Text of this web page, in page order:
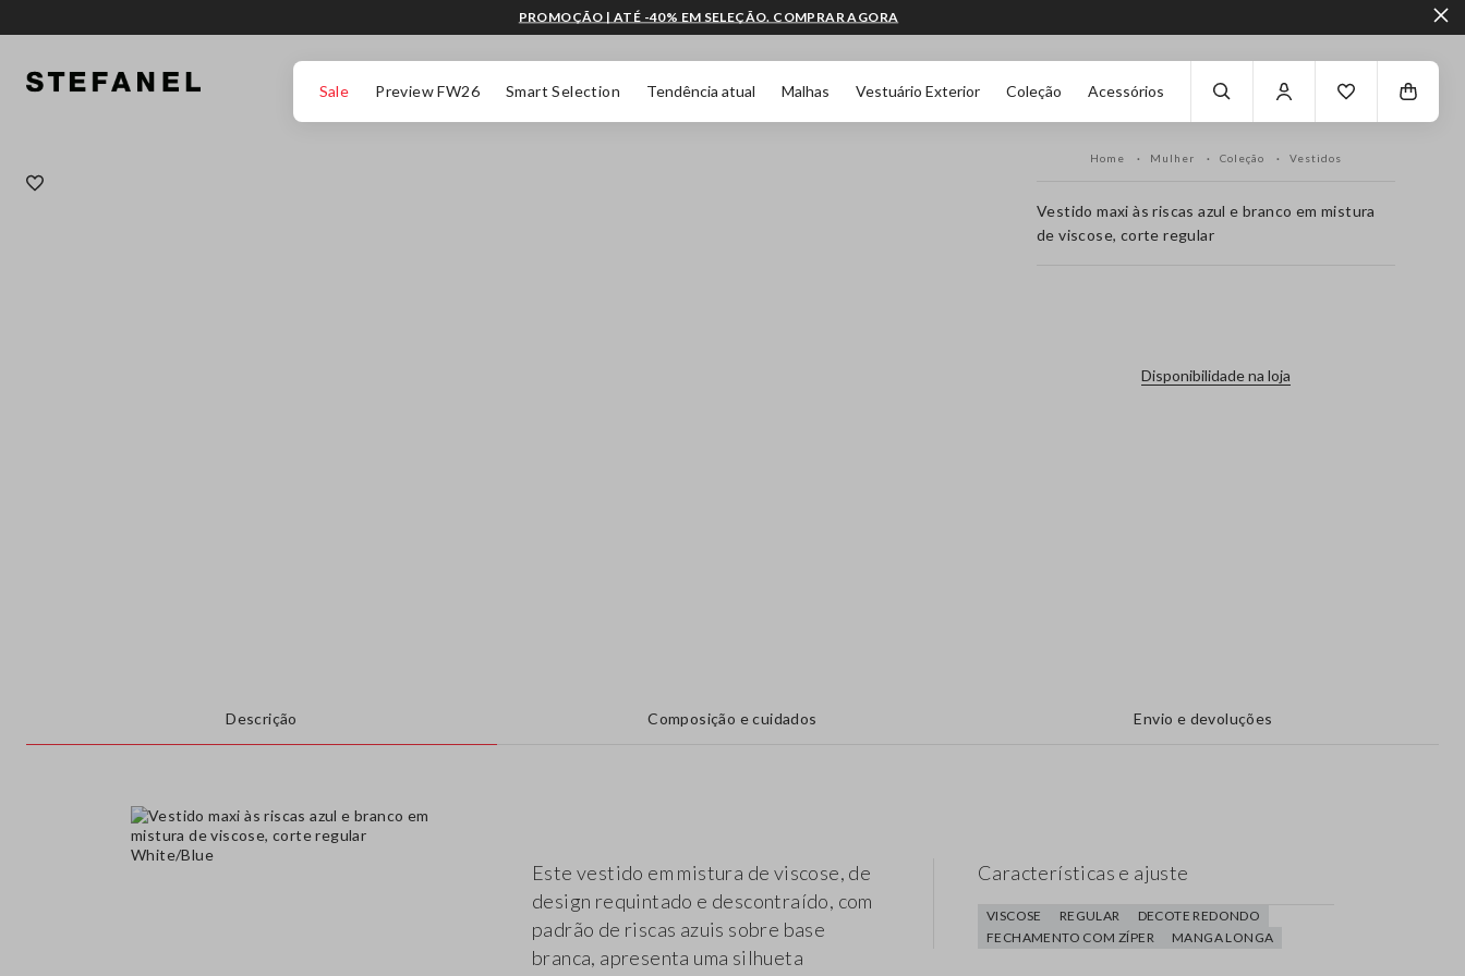
Sale Preview FW26 Smart Selection Tendência atual Malhas Vestuário Exterior Coleção Acessórios
PROMOÇÃO | ATÉ -40% EM SELEÇÃO. COMPRAR AGORA
Home Mulher Coleção Vestidos
Vestido maxi às riscas azul e branco em mistura
de viscose, corte regular
Disponibilidade na loja
Descrição Composição e cuidados Envio e devoluções
Este vestido em mistura de viscose, de
design requintado e descontraído, com
padrão de riscas azuis sobre base
branca, apresenta uma silhueta
Características e ajuste
VISCOSE REGULAR
DECOTE REDONDO
FECHAMENTO COM ZÍPER
MANGA LONGA